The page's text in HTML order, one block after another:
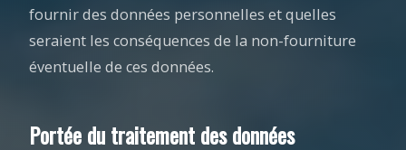
fournir des données personnelles et quelles
seraient les conséquences de la non-fourniture
éventuelle de ces données.
Portée du traitement des données